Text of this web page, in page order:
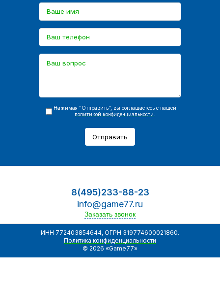
Нажимая "Отправить", вы соглашаетесь с нашей
политикой конфиденциальности
Отправить
8(495)233-88-23
info@game77.ru
Заказать звонок
ИНН 772403854644, ОГРН 319774600021860.
Политика конфиденциальности
© 2026 «Game77»